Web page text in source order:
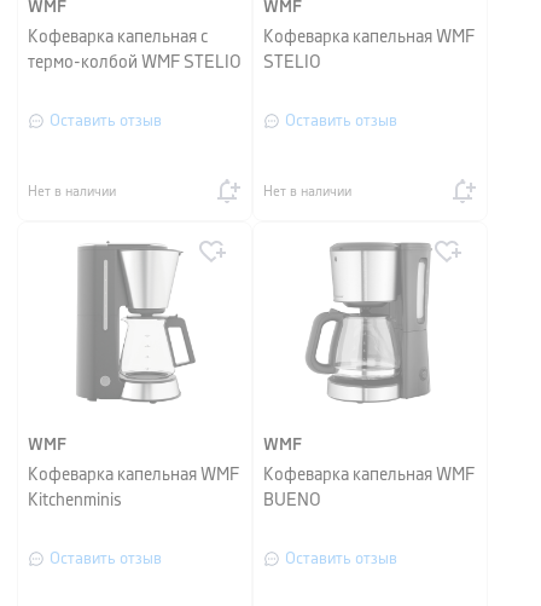
WMF
Кофеварка капельная с
термо-колбой WMF STELIO
Оставить отзыв
Нет в наличии
WMF
Кофеварка капельная WMF
STELIO
Оставить отзыв
Нет в наличии
WMF
Кофеварка капельная WMF
Kitchenminis
Оставить отзыв
WMF
Кофеварка капельная WMF
BUENO
Оставить отзыв